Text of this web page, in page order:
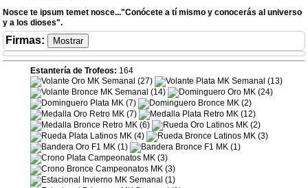
Nosce te ipsum temet nosce..."Conócete a tí mismo y conocerás al universo
y a los dioses".
Firmas:
Estantería de Trofeos: 164